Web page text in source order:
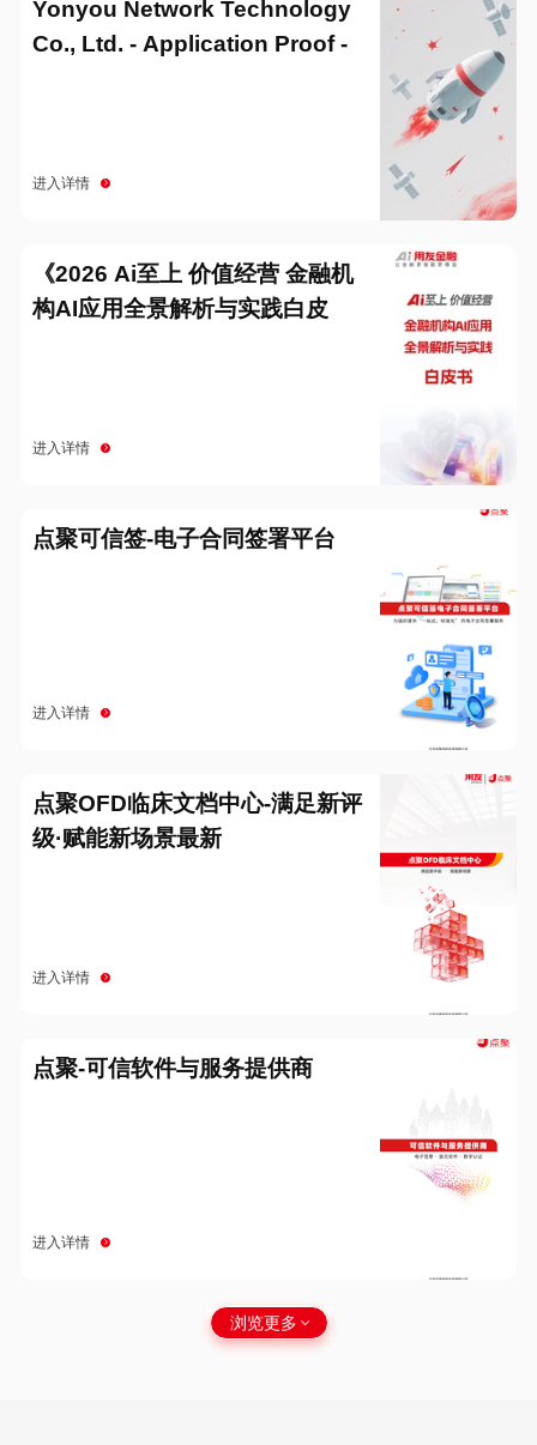
Yonyou Network Technology
Co., Ltd. - Application Proof -
进入详情
《2026 Ai至上 价值经营 金融机
构AI应用全景解析与实践白皮
进入详情
点聚可信签-电子合同签署平台
进入详情
点聚OFD临床文档中心-满足新评
级·赋能新场景最新
进入详情
点聚-可信软件与服务提供商
进入详情
浏览更多